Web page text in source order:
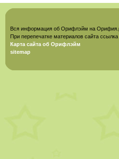
Вся информация об Орифлэйм на
При перепечатке материалов сайта ссылка
Карта сайта об Орифлэйм
sitemap